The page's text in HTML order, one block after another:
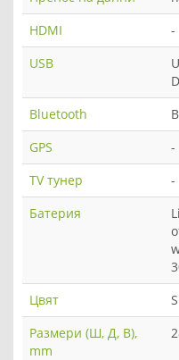
HDMI
-
USB
Bluetooth
GPS
-
TV тунер
-
Батерия
Цвят
Размери (Ш, Д, В),
mm